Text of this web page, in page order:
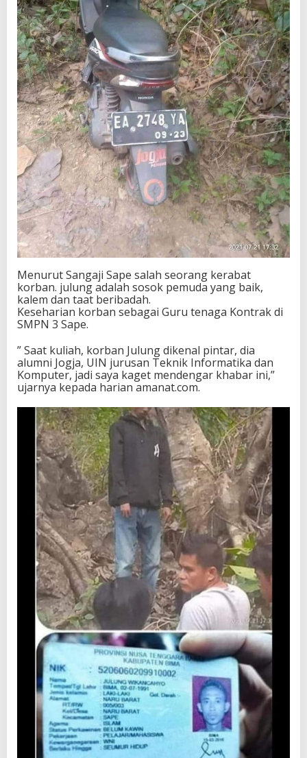
Menurut Sangaji Sape salah seorang kerabat
korban. julung adalah sosok pemuda yang baik,
kalem dan taat beribadah.
Keseharian korban sebagai Guru tenaga Kontrak di
SMPN 3 Sape.
” Saat kuliah, korban Julung dikenal pintar, dia
alumni Jogja, UIN jurusan Teknik Informatika dan
Komputer, jadi saya kaget mendengar khabar ini,”
ujarnya kepada harian amanat.com.